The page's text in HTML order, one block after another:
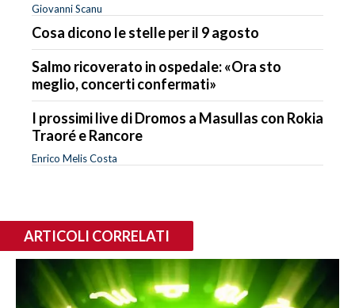
Giovanni Scanu
Cosa dicono le stelle per il 9 agosto
Salmo ricoverato in ospedale: «Ora sto
meglio, concerti confermati»
I prossimi live di Dromos a Masullas con Rokia
Traoré e Rancore
Enrico Melis Costa
ARTICOLI CORRELATI